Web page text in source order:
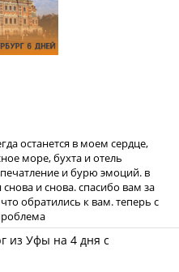
останется в моем сердце,
море, бухта и отель
и бурю эмоций. в
и снова. спасибо вам за
обратились к вам. теперь с